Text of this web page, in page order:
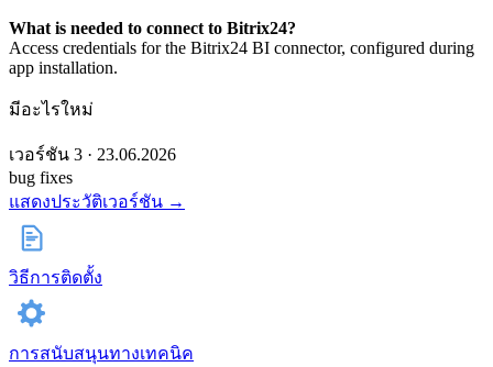
What is needed to connect to Bitrix24?
Access credentials for the Bitrix24 BI connector, configured during
app installation.
มีอะไรใหม่
เวอร์ชัน 3 · 23.06.2026
bug fixes
แสดงประวัติเวอร์ชัน →
วิธีการติดตั้ง
การสนับสนุนทางเทคนิค